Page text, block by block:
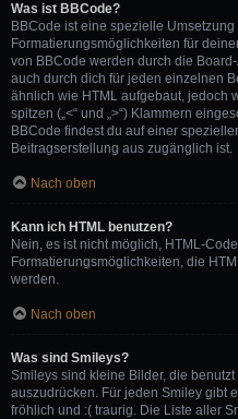
Was ist BBCode?
BBCode ist eine spezielle
Formatierungsmöglichkeiten für
von BBCode werden durch die
auch durch dich für jeden einzelnen
ähnlich wie HTML aufgebaut, jedoch
spitzen („<“ und „>“) Klammern
BBCode findest du auf einer
Beitragserstellung aus zugänglich ist.
Nach oben
Kann ich HTML benutzen?
Nein, es ist nicht möglich, HTML-
Formatierungsmöglichkeiten, die
werden.
Nach oben
Was sind Smileys?
Smileys sind kleine Bilder, die
auszudrücken. Für jeden Smiley gibt
fröhlich und :( traurig. Die Liste aller